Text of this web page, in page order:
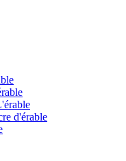
d'érable